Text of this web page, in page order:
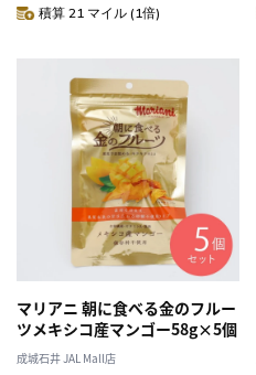
積算 21 マイル (1倍)
マリアニ 朝に食べる金のフルー
ツメキシコ産マンゴー58g×5個
成城石井 JAL Mall店